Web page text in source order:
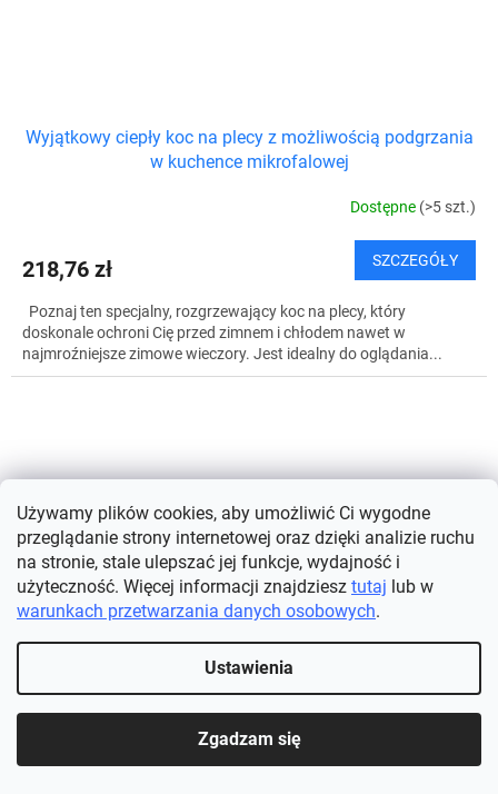
Używamy plików cookies, aby umożliwić Ci wygodne
przeglądanie strony internetowej oraz dzięki analizie ruchu
na stronie, stale ulepszać jej funkcje, wydajność i
użyteczność. Więcej informacji znajdziesz tutaj lub w
warunkach przetwarzania danych osobowych.
Ustawienia
Zgadzam się
Wyjątkowy ciepły koc na plecy z możliwością podgrzania
w kuchence mikrofalowej
Dostępne (>5 szt.)
218,76 zł SZCZEGÓŁY
Poznaj ten specjalny, rozgrzewający koc na plecy, który
doskonale ochroni Cię przed zimnem i chłodem nawet w
najmroźniejsze zimowe wieczory. Jest idealny do oglądania...
Mocny grzejnik tarasowy